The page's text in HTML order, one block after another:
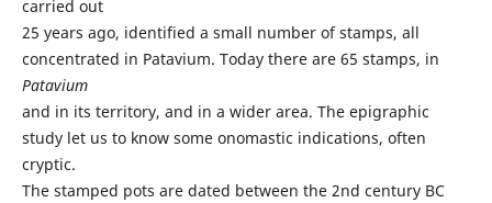
carried out
25 years ago, identified a small number of stamps, all
concentrated in Patavium. Today there are 65 stamps, in
Patavium
and in its territory, and in a wider area. The epigraphic
study let us to know some onomastic indications, often
cryptic.
The stamped pots are dated between the 2nd century BC